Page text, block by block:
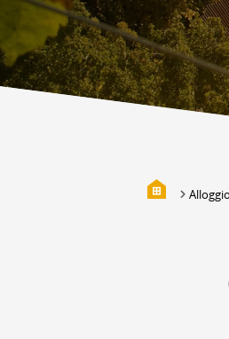
La
Sentieri
Vallese a
Galleria
Location
Bars,
Alloggio